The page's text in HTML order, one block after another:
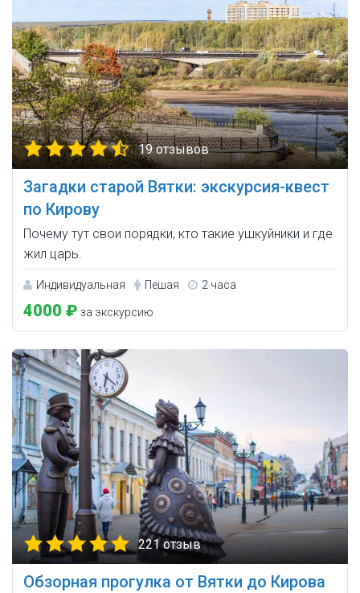
19 отзывов
Загадки старой Вятки: экскурсия-квест
по Кирову
Почему тут свои порядки, кто такие ушкуйники и где
жил царь.
Индивидуальная Пешая 2 часа
4000 ₽ за экскурсию
221 отзыв
Обзорная прогулка от Вятки до Кирова